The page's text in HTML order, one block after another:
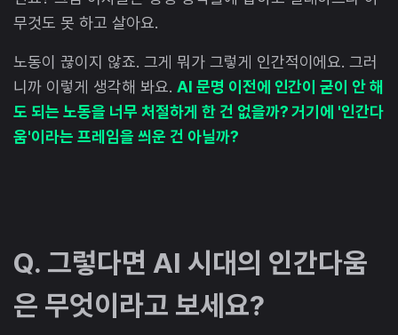
무것도 못 하고 살아요.
노동이 끊이지 않죠. 그게 뭐가 그렇게 인간적이에요. 그러
니까 이렇게 생각해 봐요. AI 문명 이전에 인간이 굳이 안 해
도 되는 노동을 너무 처절하게 한 건 없을까? 거기에 '인간다
움'이라는 프레임을 씌운 건 아닐까?
Q. 그렇다면 AI 시대의 인간다움
은 무엇이라고 보세요?